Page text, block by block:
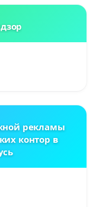
рекламы
контор в